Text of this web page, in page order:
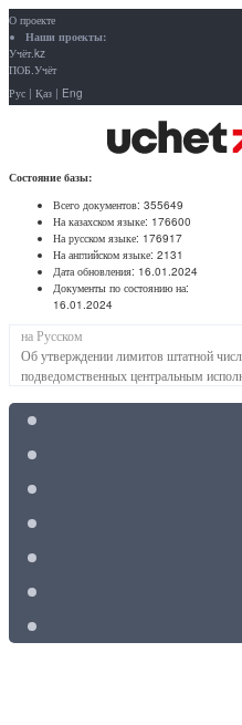
О проекте
Наши проекты:
Учёт.kz
ПОБ.Учёт
Рус | Қаз | Eng
Состояние базы:
Всего документов: 355649
На казахском языке: 176600
На русском языке: 176917
На английском языке: 2131
Дата обновления: 16.01.2024
Документы по состоянию на:
16.01.2024
на Русском
Об утверждении лимитов штатной
подведомственных центральным